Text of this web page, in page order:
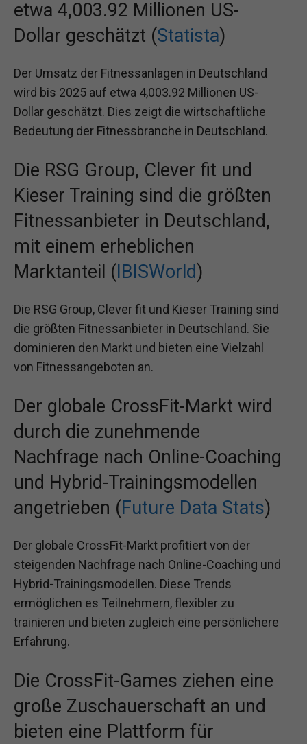
etwa 4,003.92 Millionen US-
Dollar geschätzt (Statista)
Der Umsatz der Fitnessanlagen in Deutschland
wird bis 2025 auf etwa 4,003.92 Millionen US-
Dollar geschätzt. Dies zeigt die wirtschaftliche
Bedeutung der Fitnessbranche in Deutschland.
Die RSG Group, Clever fit und
Kieser Training sind die größten
Fitnessanbieter in Deutschland,
mit einem erheblichen
Marktanteil (IBISWorld)
Die RSG Group, Clever fit und Kieser Training sind
die größten Fitnessanbieter in Deutschland. Sie
dominieren den Markt und bieten eine Vielzahl
von Fitnessangeboten an.
Der globale CrossFit-Markt wird
durch die zunehmende
Nachfrage nach Online-Coaching
und Hybrid-Trainingsmodellen
angetrieben (Future Data Stats)
Der globale CrossFit-Markt profitiert von der
steigenden Nachfrage nach Online-Coaching und
Hybrid-Trainingsmodellen. Diese Trends
ermöglichen es Teilnehmern, flexibler zu
trainieren und bieten zugleich eine persönlichere
Erfahrung.
Die CrossFit-Games ziehen eine
große Zuschauerschaft an und
bieten eine Plattform für